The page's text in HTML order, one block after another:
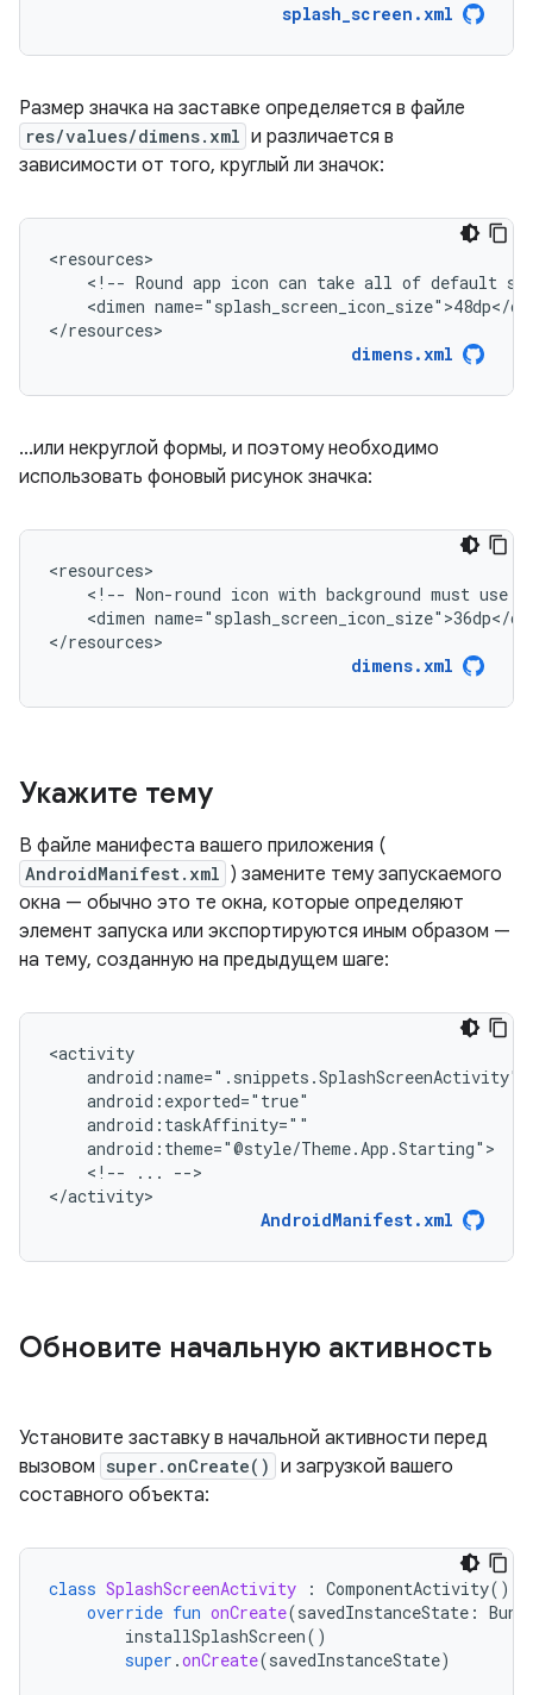
splash_screen.xml
Размер значка на заставке определяется в файле
res/values/dimens.xml и различается в
зависимости от того, круглый ли значок:
<!-- Round app icon can take all of default
<dimen name="splash_screen_icon_size">48dp</
</resources>
dimens.xml
...или некруглой формы, и поэтому необходимо
использовать фоновый рисунок значка:
<!-- Non-round icon with background must use
<dimen name="splash_screen_icon_size">36dp</
</resources>
dimens.xml
Укажите тему
В файле манифеста вашего приложения (
AndroidManifest.xml ) замените тему запускаемого
окна — обычно это те окна, которые определяют
элемент запуска или экспортируются иным образом —
на тему, созданную на предыдущем шаге:
<!--
...
-->
</activity>
AndroidManifest.xml
Обновите начальную активность
Установите заставку в начальной активности перед
вызовом super.onCreate() и загрузкой вашего
составного объекта:
class SplashScreenActivity : ComponentActivity()
override fun onCreate(savedInstanceState :
installSplashScreen()
super .onCreate(savedInstanceState)